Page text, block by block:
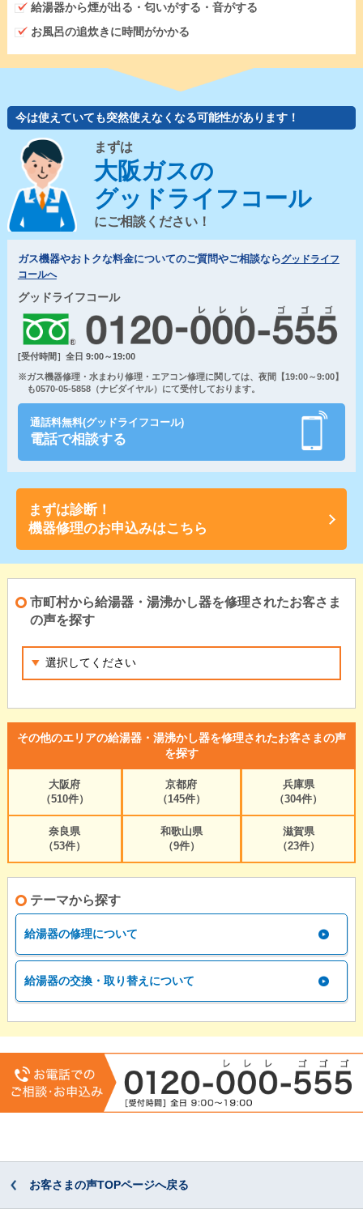
給湯器から煙が出る・匂いがする・音がする
お風呂の追炊きに時間がかかる
今は使えていても突然使えなくなる可能性があります！
まずは
大阪ガスの
グッドライフコール
にご相談ください！
ガス機器やおトクな料金についてのご質問やご相談ならグッドライフ
コールへ
グッドライフコール
[受付時間］全日 9:00～19:00
※ガス機器修理・水まわり修理・エアコン修理に関しては、夜間【19:00～9:00】
も0570-05-5858（ナビダイヤル）にて受付しております。
通話料無料(グッドライフコール)
電話で相談する
まずは診断！
機器修理のお申込みはこちら
市町村から給湯器・湯沸かし器を修理されたお客さま
の声を探す
その他のエリアの給湯器・湯沸かし器を修理されたお客さまの声
を探す
大阪府
（510件）
京都府
（145件）
兵庫県
（304件）
奈良県
（53件）
和歌山県
（9件）
滋賀県
（23件）
テーマから探す
給湯器の修理について
給湯器の交換・取り替えについて
お客さまの声TOPページへ戻る